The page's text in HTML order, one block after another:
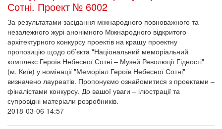
Сотні. Проект № 6002
За результатами засідання міжнародного повноважного та
незалежного журі анонімного Міжнародного відкритого
архітектурного конкурсу проектів на кращу проектну
пропозицію щодо об’єкта "Національний меморіальний
комплекс Героїв Небесної Сотні – Музей Революції Гідності"
(м. Київ) у номінації "Меморіал Героїв Небесної Сотні"
визначено лауреатів. Пропонуємо ознайомитися з проектами –
фіналістами конкурсу. До вашої уваги – ілюстрації та
супровідні матеріали розробників.
2018-03-06 14:57